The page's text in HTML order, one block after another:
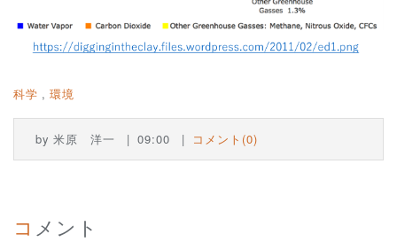
科学 環境
by 米原 洋一 09:00 コメント(0)
コメント